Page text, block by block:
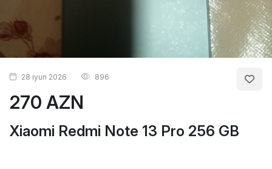
270 AZN
Xiaomi Redmi Note 13 Pro 256 GB
28 iyun 2026 896